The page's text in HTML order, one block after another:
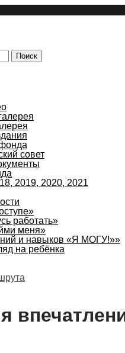
совет
2019, 2020, 2021
работать»
меня»
и навыков «Я МОГУ!»»
на ребёнка